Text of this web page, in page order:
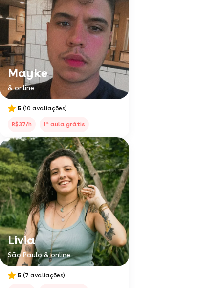
Mayke
& online
5 (10 avaliações)
R$37/h 1a aula grátis
Livia
São Paulo & online
5 (7 avaliações)